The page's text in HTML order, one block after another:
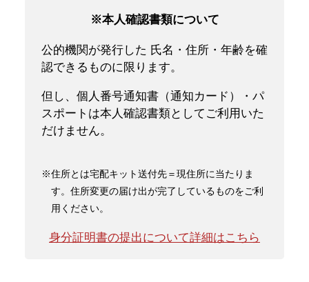
※本人確認書類について
公的機関が発行した 氏名・住所・年齢を確
認できるものに限ります。
但し、個人番号通知書（通知カード）・パ
スポートは本人確認書類としてご利用いた
だけません。
※住所とは宅配キット送付先＝現住所に当たりま
す。住所変更の届け出が完了しているものをご利
用ください。
身分証明書の提出について詳細はこちら